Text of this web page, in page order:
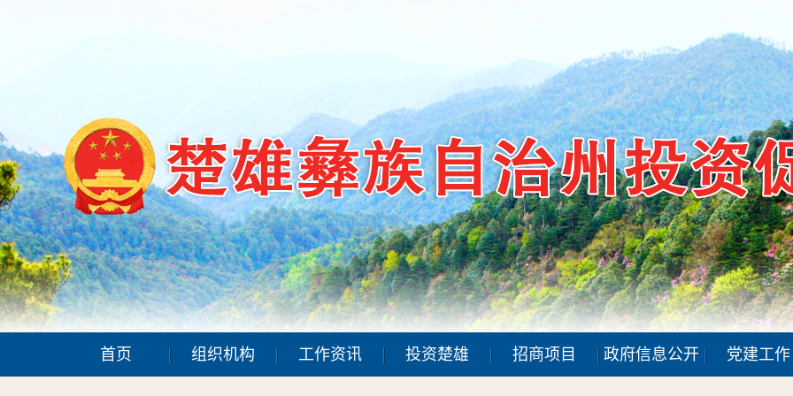
首页 组织机构 工作资讯 投资楚雄 招商项目 政府信息公开 党建工作